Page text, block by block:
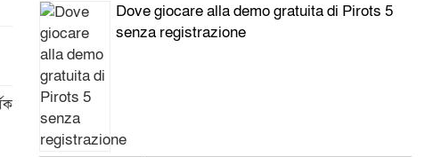
Dove giocare alla demo gratuita di Pirots 5
senza registrazione